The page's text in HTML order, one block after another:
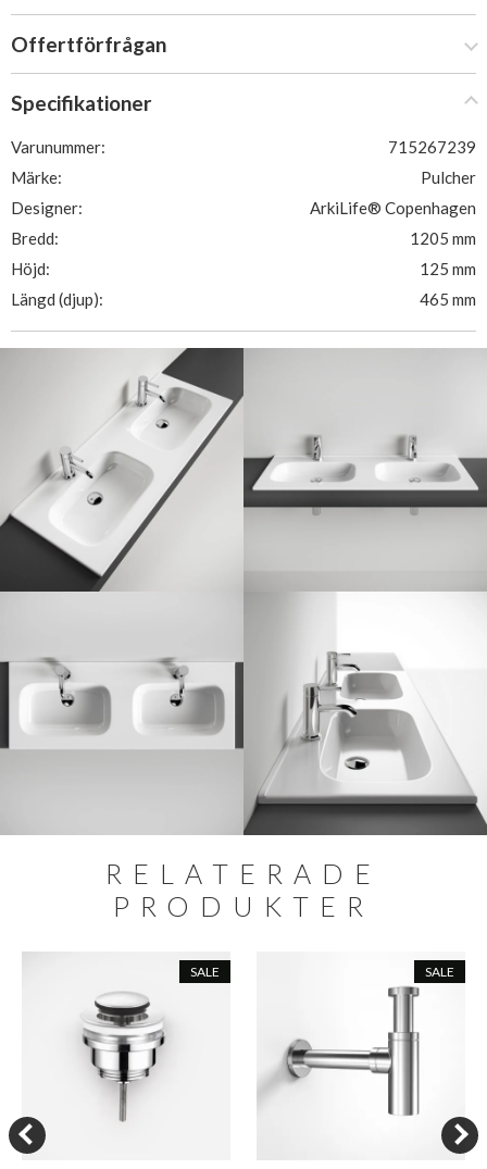
Offertförfrågan
Specifikationer
Varunummer:
715267239
Märke:
Pulcher
Designer:
ArkiLife® Copenhagen
Bredd:
1205 mm
Höjd:
125 mm
Längd (djup):
465 mm
RELATERADE
PRODUKTER
SALE SALE